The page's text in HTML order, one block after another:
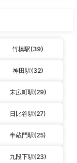
竹橋駅(39)
神田駅(32)
末広町駅(29)
日比谷駅(27)
半蔵門駅(25)
九段下駅(23)